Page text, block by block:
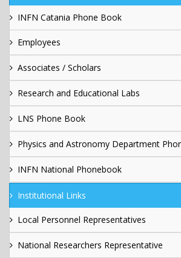
INFN Catania Phone Book
Employees
Associates / Scholars
Research and Educational Labs
LNS Phone Book
Physics and Astronomy Department
INFN National Phonebook
Institutional Links
Local Personnel Representatives
National Researchers Representative